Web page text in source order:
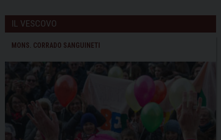
IL VESCOVO
MONS. CORRADO SANGUINETI